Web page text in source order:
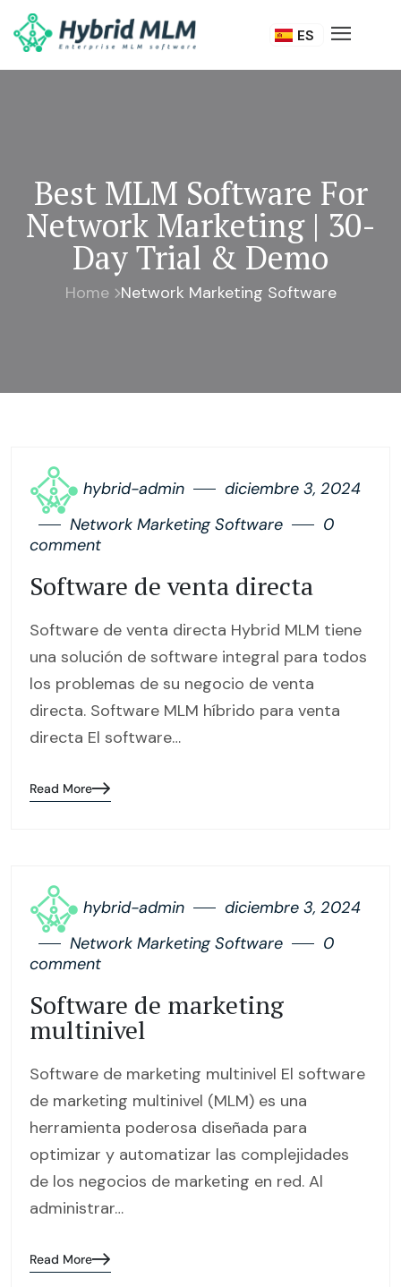
ES
IT
Best MLM Software For
Network Marketing | 30-
Day Trial & Demo
Home Network Marketing Software
hybrid-admin
diciembre 3, 2024
Network Marketing Software
0
comment
Software de venta directa
Software de venta directa Hybrid MLM tiene
una solución de software integral para todos
los problemas de su negocio de venta
directa. Software MLM híbrido para venta
directa El software…
Read More
hybrid-admin
diciembre 3, 2024
Network Marketing Software
0
comment
Software de marketing
multinivel
Software de marketing multinivel El software
de marketing multinivel (MLM) es una
herramienta poderosa diseñada para
optimizar y automatizar las complejidades
de los negocios de marketing en red. Al
administrar…
Read More